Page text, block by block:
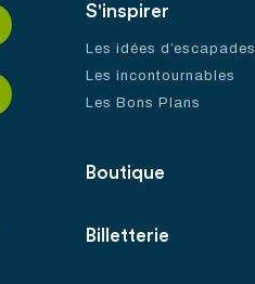
S'inspirer
Les idées d’escapades
Les incontournables
Les Bons Plans
Boutique
Billetterie